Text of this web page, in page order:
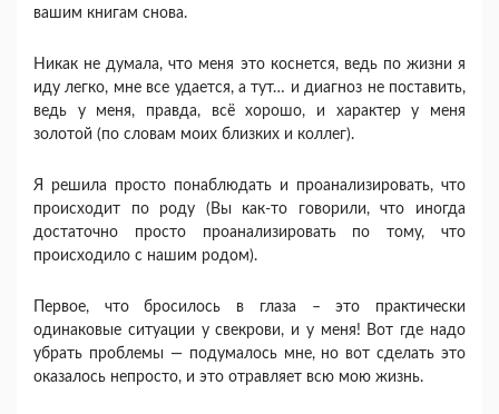
вашим книгам снова.
Никак не думала, что меня это коснется, ведь по жизни я
иду легко, мне все удается, а тут… и диагноз не поставить,
ведь у меня, правда, всё хорошо, и характер у меня
золотой (по словам моих близких и коллег).
Я решила просто понаблюдать и проанализировать, что
происходит по роду (Вы как-то говорили, что иногда
достаточно просто проанализировать по тому, что
происходило с нашим родом).
Первое, что бросилось в глаза – это практически
одинаковые ситуации у свекрови, и у меня! Вот где надо
убрать проблемы — подумалось мне, но вот сделать это
оказалось непросто, и это отравляет всю мою жизнь.